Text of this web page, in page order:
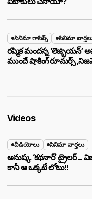
సినిమా గాసిప్స్ సినిమా
రష్మిక మందన్న ‘లెజ్బియన్’
ముందే షాకింగ్ రూమర్స్
Videos
వీడియోలు సినిమా వార్తలు
అనుష్క ‘కథనార్’ ట్రైలర్
కానీ ఆ ఒక్కటే లోటు!!